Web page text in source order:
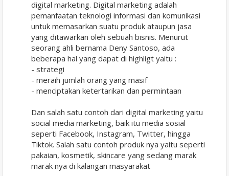
digital marketing. Digital marketing adalah
pemanfaatan teknologi informasi dan komunikasi
untuk memasarkan suatu produk ataupun jasa
yang ditawarkan oleh sebuah bisnis. Menurut
seorang ahli bernama Deny Santoso, ada
beberapa hal yang dapat di highligt yaitu :
- strategi
- meraih jumlah orang yang masif
- menciptakan ketertarikan dan permintaan
Dan salah satu contoh dari digital marketing yaitu
social media marketing, baik itu media sosial
seperti Facebook, Instagram, Twitter, hingga
Tiktok. Salah satu contoh produk nya yaitu seperti
pakaian, kosmetik, skincare yang sedang marak
marak nya di kalangan masyarakat